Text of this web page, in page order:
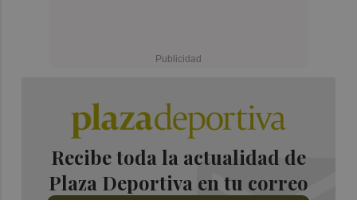
Recibe toda la actualidad de
Plaza Deportiva en tu correo